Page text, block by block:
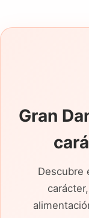
Gran
Descubre